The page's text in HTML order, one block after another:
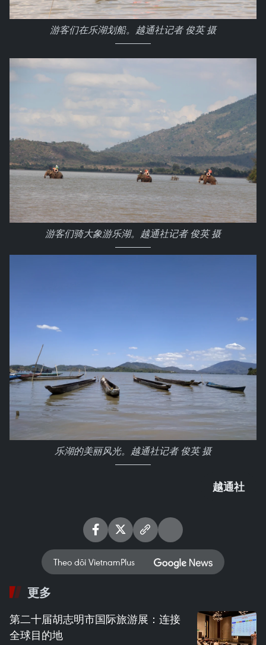
游客们在乐湖划船。越通社记者 俊英 摄
游客们骑大象游乐湖。越通社记者 俊英 摄
乐湖的美丽风光。越通社记者 俊英 摄
越通社
Theo dõi VietnamPlus
更多
第二十届胡志明市国际旅游展：连接
全球目的地